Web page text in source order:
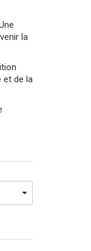
la
et de la